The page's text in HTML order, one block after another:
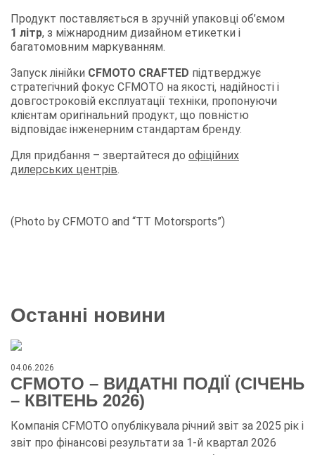
Продукт поставляється в зручній упаковці об’ємом
1 літр, з міжнародним дизайном етикетки і
багатомовним маркуванням.
Запуск лінійки CFMOTO CRAFTED підтверджує
стратегічний фокус CFMOTO на якості, надійності і
довгостроковій експлуатації техніки, пропонуючи
клієнтам оригінальний продукт, що повністю
відповідає інженерним стандартам бренду.
Для придбання – звертайтеся до офіційних
дилерських центрів.
(Photo by CFMOTO and “TT Motorsports”)
Останні новини
04.06.2026
CFMOTO – ВИДАТНІ ПОДІЇ (СІЧЕНЬ
– КВІТЕНЬ 2026)
Компанія CFMOTO опублікувала річний звіт за 2025 рік і
звіт про фінансові результати за 1-й квартал 2026